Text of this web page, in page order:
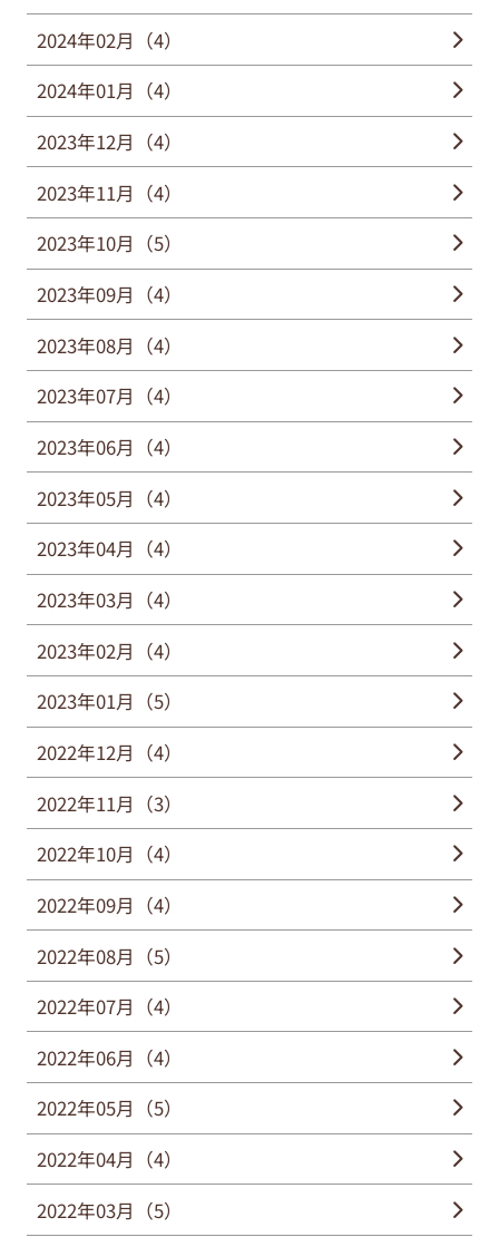
2024年02月（4）
2024年01月（4）
2023年12月（4）
2023年11月（4）
2023年10月（5）
2023年09月（4）
2023年08月（4）
2023年07月（4）
2023年06月（4）
2023年05月（4）
2023年04月（4）
2023年03月（4）
2023年02月（4）
2023年01月（5）
2022年12月（4）
2022年11月（3）
2022年10月（4）
2022年09月（4）
2022年08月（5）
2022年07月（4）
2022年06月（4）
2022年05月（5）
2022年04月（4）
2022年03月（5）